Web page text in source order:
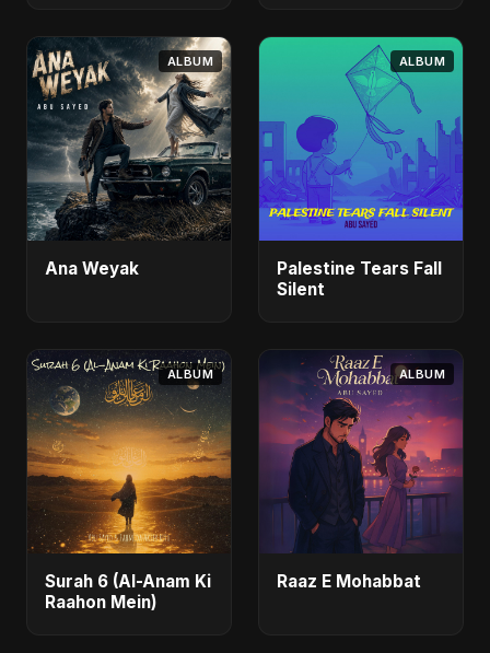
ALBUM
Ana Weyak
ALBUM
Palestine Tears Fall
Silent
ALBUM
Surah 6 (Al-Anam Ki
Raahon Mein)
ALBUM
Raaz E Mohabbat